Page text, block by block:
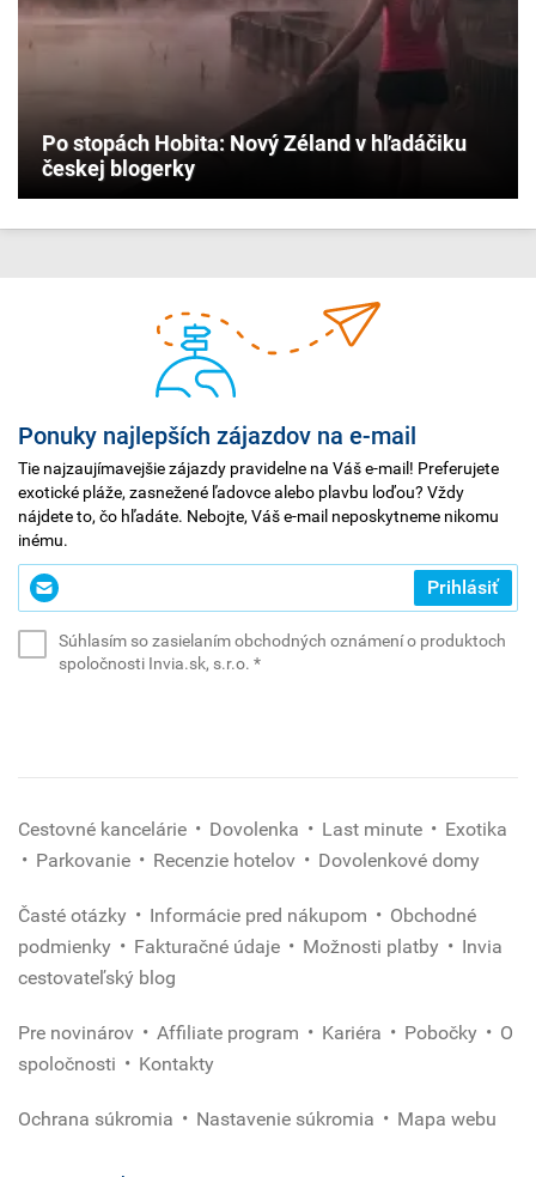
Po stopách Hobita: Nový Zéland v hľadáčiku
českej blogerky
Ponuky najlepších zájazdov na e-mail
Tie najzaujímavejšie zájazdy pravidelne na Váš e-mail! Preferujete
exotické pláže, zasnežené ľadovce alebo plavbu loďou? Vždy
nájdete to, čo hľadáte. Nebojte, Váš e-mail neposkytneme nikomu
inému.
Zadajte
svoj
Prihlásiť
Súhlasím so zasielaním obchodných oznámení o produktoch
spoločnosti Invia.sk, s.r.o. *(povinné)
Cestovné kancelárie Dovolenka Last minute
Exotika
Parkovanie
Recenzie hotelov Dovolenkové domy
Časté otázky Informácie pred nákupom
Obchodné
podmienky
Fakturačné údaje Možnosti platby
Invia
cestovateľský blog
Pre novinárov Affiliate program Kariéra Pobočky
O
spoločnosti
Kontakty
Ochrana súkromia Nastavenie súkromia Mapa webu